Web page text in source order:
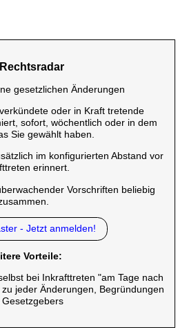
Rechtsradar
gesetzlichen Änderungen
oder in Kraft tretende
sofort, wöchentlich oder in dem
Sie gewählt haben.
im konfigurierten Abstand vor
erinnert.
Vorschriften beliebig
- Jetzt anmelden!
Vorteile:
bei Inkrafttreten "am Tage nach
jeder Änderungen, Begründungen
Gesetzgebers